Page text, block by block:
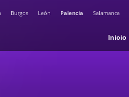
Burgos León Palencia Salamanca
Inicio